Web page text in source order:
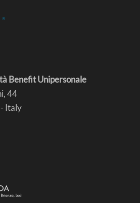
Benefit Unipersonale
44
Italy